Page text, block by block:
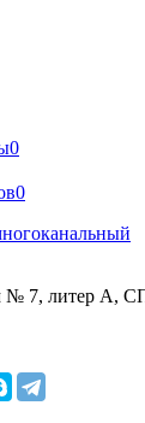
0
0
№ 7, литер А,